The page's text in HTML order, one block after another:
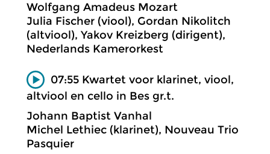
Wolfgang Amadeus Mozart
Julia Fischer (viool), Gordan Nikolitch
(altviool), Yakov Kreizberg (dirigent),
Nederlands Kamerorkest
07:55 Kwartet voor klarinet, viool,
altviool en cello in Bes gr.t.
Johann Baptist Vanhal
Michel Lethiec (klarinet), Nouveau Trio
Pasquier